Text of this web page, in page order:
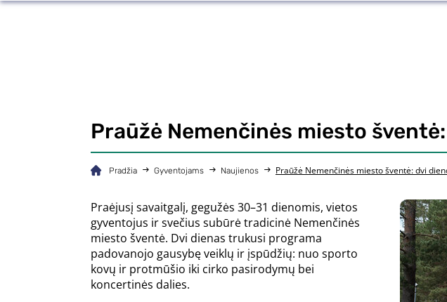
Praūžė Nemenčinės miesto
Pradžia Gyventojams Naujienos Praūžė Nemenčinės miesto šventė: dvi
Praėjusį savaitgalį, gegužės 30–31 dienomis, vietos
gyventojus ir svečius subūrė tradicinė Nemenčinės
miesto šventė. Dvi dienas trukusi programa
padovanojo gausybę veiklų ir įspūdžių: nuo sporto
kovų ir protmūšio iki cirko pasirodymų bei
koncertinės dalies.